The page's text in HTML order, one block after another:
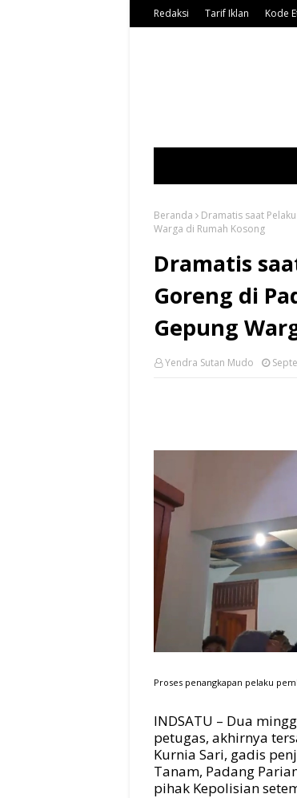
Redaksi Tarif Iklan Kode
Beranda
Dramatis saat
Warga di Rumah Kosong
Dramatis
Goreng di
Gepung
Yendra Sutan Mudo
Proses penangkapan pelaku
INDSATU – Dua
petugas, akhirnya
Kurnia Sari, gadis
Tanam, Padang
pihak Kepolisian